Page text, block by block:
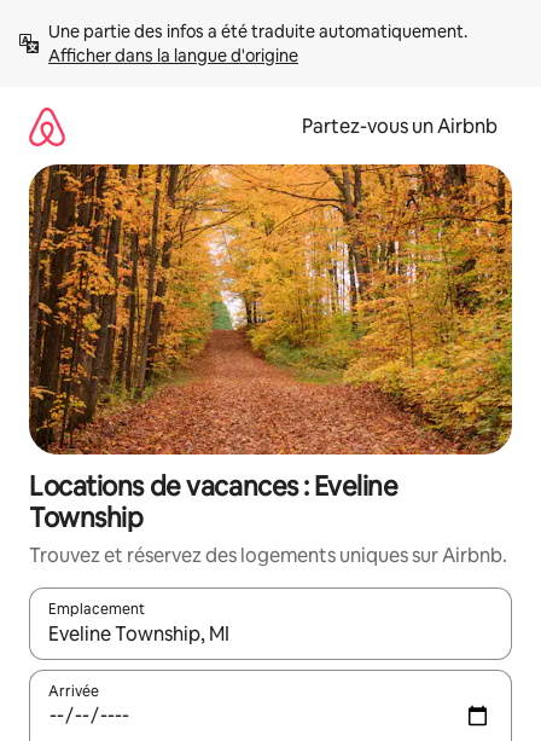
directement
Afficher dans la langue d'origine
Partez-vous un Airbnb
Locations de vacances : Eveline
Township
Trouvez et réservez des logements uniques sur Airbnb.
Emplacement
Quand les résultats sont affichés, parcourez-les en utilisant
Arrivée